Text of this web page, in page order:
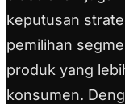
keputusan
pemilihan
produk yang
konsumen.